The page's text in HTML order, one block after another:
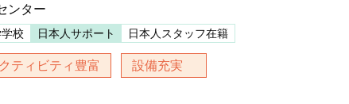
ンター
校 日本人サポート 日本人スタッフ在籍
ティビティ豊富 設備充実